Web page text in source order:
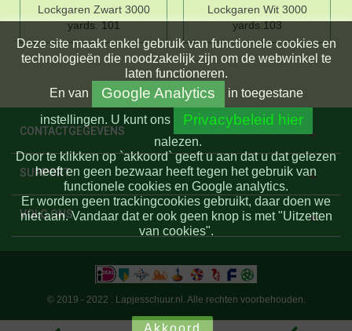
Lockgaren Zwart 3000
yards. 101
Lockgaren Wit 3000
yards.103
CONTACTGEGEVENS
SUPPORT
VOLG ONS
Deze site maakt enkel gebruik van functionele cookies en
technologieën die noodzakelijk zijn om de webwinkel te
laten functioneren.
En van Google Analytics
in toegestane
instellingen. U kunt ons Privacybeleid hier
nalezen.
Door te klikken op `akkoord` geeft u aan dat u dat gelezen
heeft en geen bezwaar heeft tegen het gebruik van
functionele cookies en Google analytics.
Er worden geen trackingcookies gebruikt, daar doen we
niet aan. Vandaar dat er ook geen knop is met "Uitzetten
van cookies".
Akkoord
© 2019 - 2022 . Lapjesschuur.nl. Alle rechten voorbehouden.